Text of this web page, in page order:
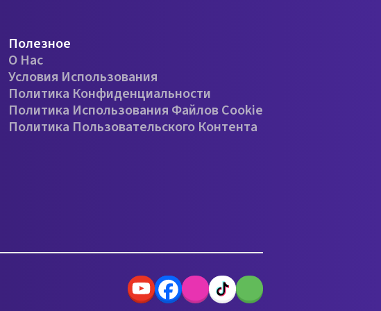
Полезное
О Нас
Условия Использования
Политика Конфиденциальности
Политика Использования Файлов Cookie
Политика Пользовательского Контента